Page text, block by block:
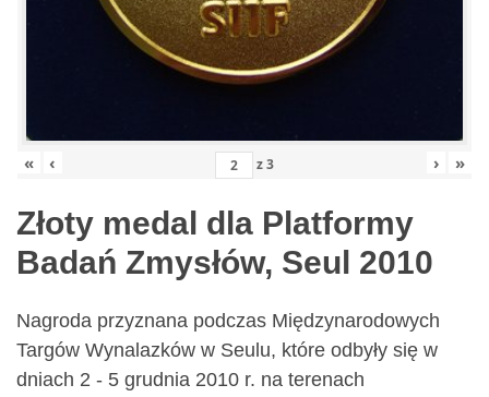
« ‹ z3 › »
Złoty medal dla Platformy
Badań Zmysłów, Seul 2010
Nagroda przyznana podczas Międzynarodowych
Targów Wynalazków w Seulu, które odbyły się w
dniach 2 - 5 grudnia 2010 r. na terenach